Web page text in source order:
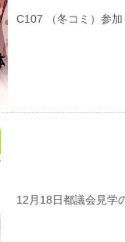
C107 （冬コミ）参加
12月18日都議会見学